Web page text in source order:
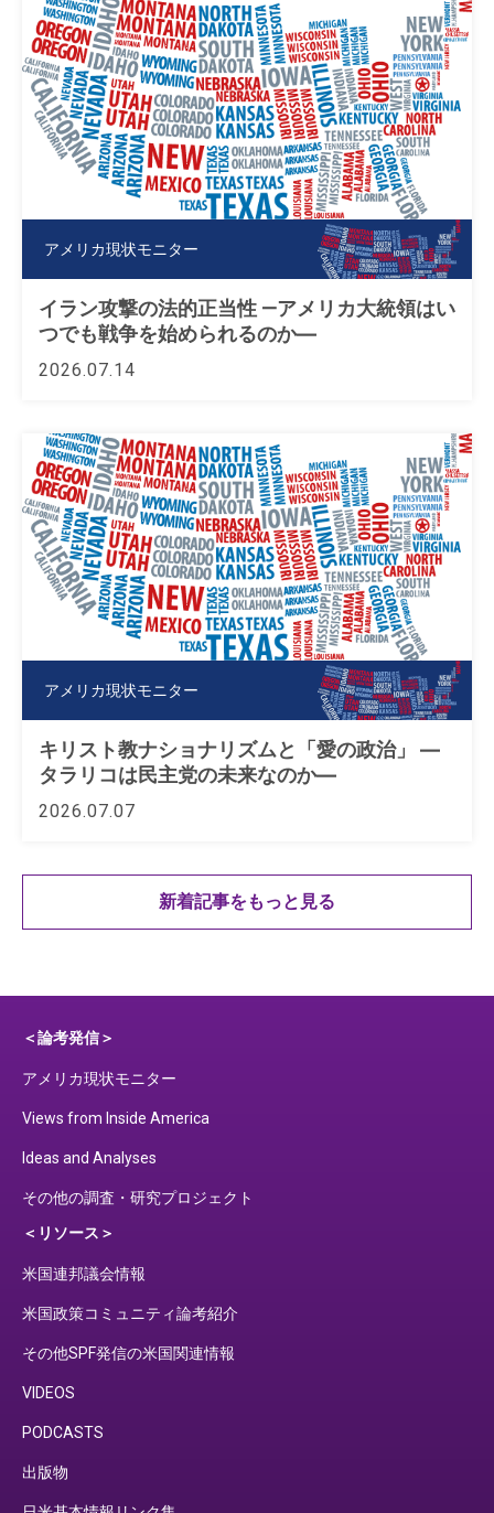
2026.07.14
イラン攻撃の法的正当性 —アメリカ大統領はい
つでも戦争を始められるのか―
アメリカ現状モニター
2026.07.07
キリスト教ナショナリズムと「愛の政治」 ―
タラリコは民主党の未来なのか―
アメリカ現状モニター
新着記事をもっと見る
＜論考発信＞
アメリカ現状モニター
Views from Inside America
Ideas and Analyses
その他の調査・研究プロジェクト
＜リソース＞
米国連邦議会情報
米国政策コミュニティ論考紹介
その他SPF発信の米国関連情報
VIDEOS
PODCASTS
出版物